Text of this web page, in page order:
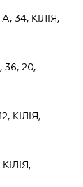
34, КІЛІЯ,
20,
КІЛІЯ,